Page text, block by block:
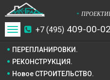
*
+7 (495) 409-00-02
Toggle
navigation
ПЕРЕПЛАНИРОВКИ.
РЕКОНСТРУКЦИЯ.
Новое СТРОИТЕЛЬСТВО.